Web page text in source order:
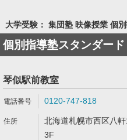
大学受験： 集団塾 映像授業 個
個別指導塾スタンダード
琴似駅前教室
0120-747-818
北海道札幌市西区八
3F